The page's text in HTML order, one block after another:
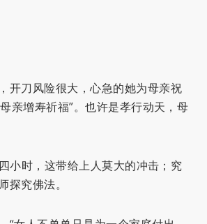
开刀风险很大，心急的她为母亲祝
亲增寿祈福”。也许是孝行动天，母
小时，这带给上人莫大的冲击；究
究佛法。